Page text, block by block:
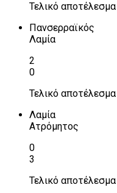
Τελικό αποτέλεσμα
Πανσερραϊκός
Λαμία
2
0
Τελικό αποτέλεσμα
Λαμία
Ατρόμητος
0
3
Τελικό αποτέλεσμα